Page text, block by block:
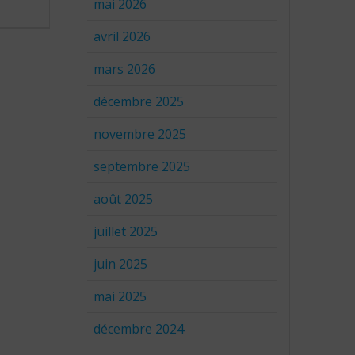
mai 2026
avril 2026
mars 2026
décembre 2025
novembre 2025
septembre 2025
août 2025
juillet 2025
juin 2025
mai 2025
décembre 2024